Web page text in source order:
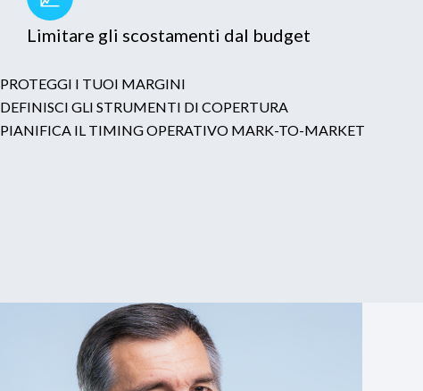
Limitare gli scostamenti dal budget
PROTEGGI I TUOI MARGINI
DEFINISCI GLI STRUMENTI DI COPERTURA
PIANIFICA IL TIMING OPERATIVO MARK-TO-MARKET